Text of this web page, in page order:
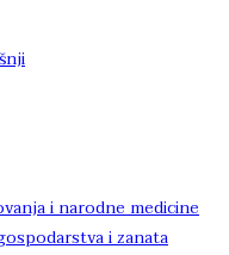
i narodne medicine
i zanata